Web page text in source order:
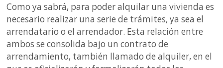
Como ya sabrá, para poder alquilar una vivienda es
necesario realizar una serie de trámites, ya sea el
arrendatario o el arrendador. Esta relación entre
ambos se consolida bajo un contrato de
arrendamiento, también llamado de alquiler, en el